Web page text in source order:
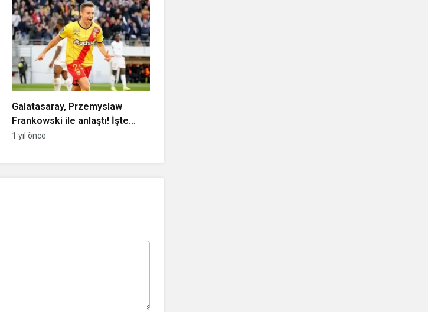
Galatasaray, Przemyslaw
Frankowski ile anlaştı! İşte
sözleşme süresi
1 yıl önce